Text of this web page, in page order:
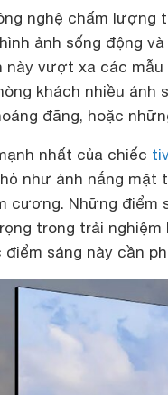
nghệ chấm lượng
ảnh sống động
này vượt xa các mẫu
khách nhiều ánh
đãng, hoặc
nhất của chiếc
như ánh nắng mặt
cương. Những điểm
trong trải nghiệm
điểm sáng này cần